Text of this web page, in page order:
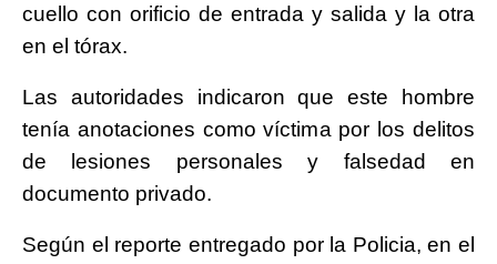
cuello con orificio de entrada y salida y la otra
en el tórax.
Las autoridades indicaron que este hombre
tenía anotaciones como víctima por los delitos
de lesiones personales y falsedad en
documento privado.
Según el reporte entregado por la Policia, en el